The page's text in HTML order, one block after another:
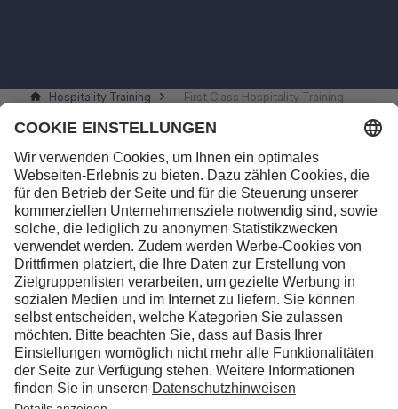
Hospitality Training First Class Hospitality Training
Kontakt
Lufthansa Aviation Training GmbH
LabCampus 48
85356 München-Flughafen
Deutschland
Über uns